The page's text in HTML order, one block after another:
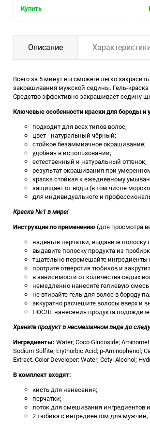
Купить
Описание
Всего за 5 минут вы сможете легко
закрашивания мужской седины. Гель-краска
Средство эффективно закрашивает седину
Ключевые особенности краски для бороды и
подходит для всех типов волос;
цвет - натуральный чёрный;
стойкое безаммиачное окрашивание;
удобная в использовании;
естественный и натуральный оттенок;
результат окрашивания при
краска стойкая к ежедневному
защищает от воды (в том числе
для индивидуального и
Краска №1 в мире!
Инструкции по применению(для просмотра
наденьте перчатки, выдавите
выдавите полоску продукта из
тщательно перемешайте ингредиенты
протрите отверстия тюбиков и
в зависимости от количества седых
немедленно нанесите гелиевую
не втирайте гель для волос в бороду
аккуратно расчешите волосы вверх и
ПОСЛЕ нанесения продукта
Храните продукт в несмешанном виде до
Ингредиенты: Water; Coco Glucoside;
Sodium Sulfite; Erythorbic Acid; p-Aminophenol;
Extract. Color Developer: Water; Cetyl Alcohol;
В комплект входят:
кисть для нанесения;
перчатки;
лоток для смешивания ингредиентов
2 тюбика с ингредиентом для